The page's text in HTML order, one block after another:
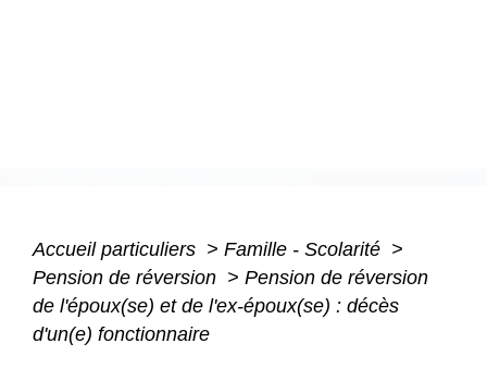
Accueil particuliers > Famille - Scolarité >
Pension de réversion > Pension de réversion
de l'époux(se) et de l'ex-époux(se) : décès
d'un(e) fonctionnaire